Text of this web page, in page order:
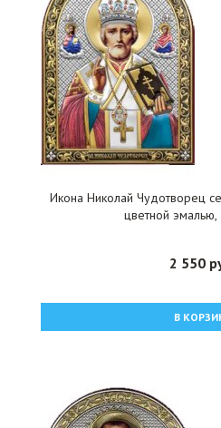
Икона Николай Чудотворец
цветной
2 550
В